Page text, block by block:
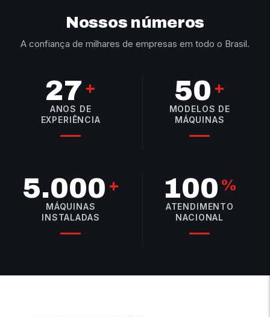
Nossos números
A confiança de milhares de empresas em todo o Brasil.
27 +
ANOS DE
EXPERIÊNCIA
50 +
MODELOS DE
MÁQUINAS
5.000 +
MÁQUINAS
INSTALADAS
100 %
ATENDIMENTO
NACIONAL